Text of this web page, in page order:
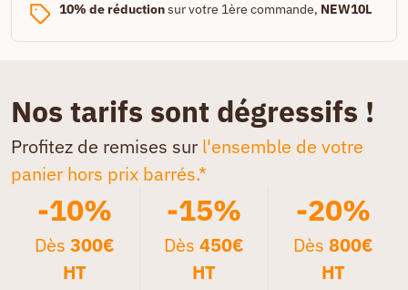
10% de réductionsur votre 1ère commande, NEW10L
Nos tarifs sont dégressifs !
Profitez de remises sur l'ensemble de votre
panier hors prix barrés.*
-10%
Dès300€
HT
-15%
Dès 450€
HT
-20%
Dès 800€
HT